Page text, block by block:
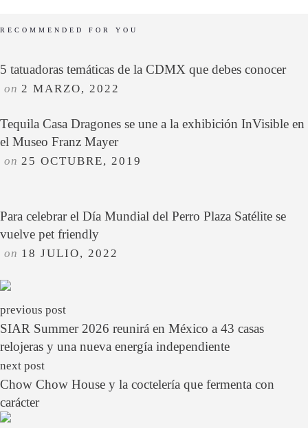
RECOMMENDED FOR YOU
5 tatuadoras temáticas de la CDMX que debes conocer
on 2 MARZO, 2022
Tequila Casa Dragones se une a la exhibición InVisible en
el Museo Franz Mayer
on 25 OCTUBRE, 2019
Para celebrar el Día Mundial del Perro Plaza Satélite se
vuelve pet friendly
on 18 JULIO, 2022
previous post
SIAR Summer 2026 reunirá en México a 43 casas
relojeras y una nueva energía independiente
next post
Chow Chow House y la coctelería que fermenta con
carácter